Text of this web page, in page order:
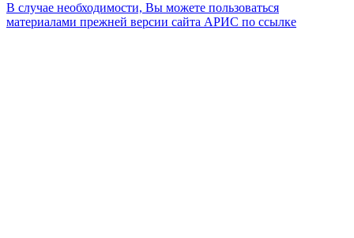
В случае необходимости, Вы можете пользоваться
материалами прежней версии сайта АРИС по ссылке